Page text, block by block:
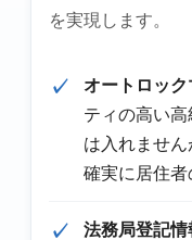
を実現します。
オートロック
ティの高い
は入れませ
確実に居住者
法務局登記情